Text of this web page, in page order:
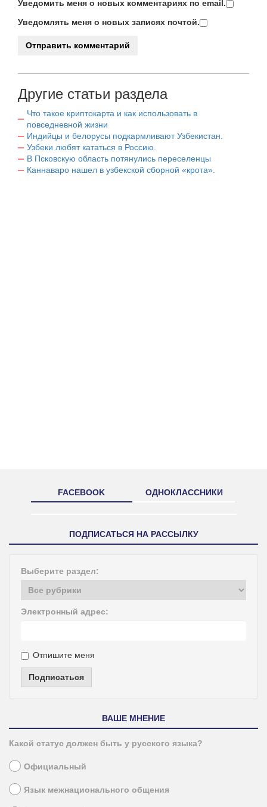
Уведомить меня о новых комментариях по email.
Уведомлять меня о новых записях почтой.
Другие статьи раздела
Что такое криптокарта и как использовать в
повседневной жизни
Индийцы и белорусы подкармливают Узбекистан.
Узбеки любят кататься в Россию.
В Псковскую область потянулись переселенцы
Каннаваро нашел в узбекской сборной «крота».
FACEBOOK ОДНОКЛАССНИКИ
ПОДПИСАТЬСЯ НА РАССЫЛКУ
Выберите раздел:
Электронный адрес:
Отпишите меня
Подписаться
ВАШЕ МНЕНИЕ
Какой статус должен быть у русского языка?
Официальный
Язык межнационального общения